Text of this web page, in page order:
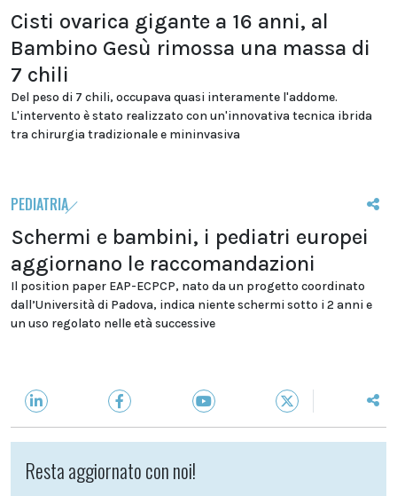
Cisti ovarica gigante a 16 anni, al
Bambino Gesù rimossa una massa di
7 chili
Del peso di 7 chili, occupava quasi interamente l'addome.
L'intervento è stato realizzato con un'innovativa tecnica ibrida
tra chirurgia tradizionale e mininvasiva
PEDIATRIA
Schermi e bambini, i pediatri europei
aggiornano le raccomandazioni
Il position paper EAP-ECPCP, nato da un progetto coordinato
dall’Università di Padova, indica niente schermi sotto i 2 anni e
un uso regolato nelle età successive
Resta aggiornato con noi!